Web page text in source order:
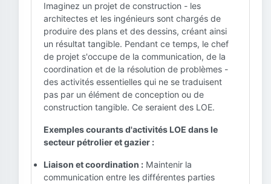
Imaginez un projet de construction - les
architectes et les ingénieurs sont chargés de
produire des plans et des dessins, créant ainsi
un résultat tangible. Pendant ce temps, le chef
de projet s'occupe de la communication, de la
coordination et de la résolution de problèmes -
des activités essentielles qui ne se traduisent
pas par un élément de conception ou de
construction tangible. Ce seraient des LOE.
Exemples courants d'activités LOE dans le
secteur pétrolier et gazier :
Liaison et coordination : Maintenir la
communication entre les différentes parties